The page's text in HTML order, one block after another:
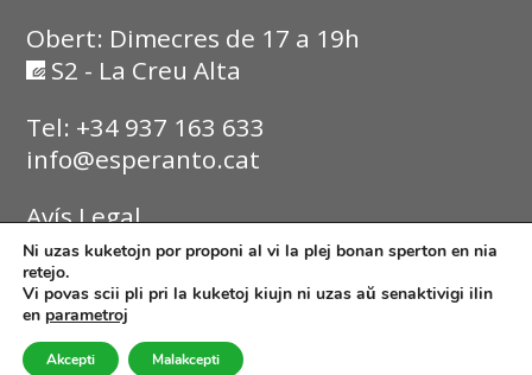
Obert: Dimecres de 17 a 19h
S2 - La Creu Alta
Tel: +34 937 163 633
info@esperanto.cat
Avís Legal
Política de Privadesa
Política de Cookies
Ni uzas kuketojn por proponi al vi la plej bonan sperton en nia
retejo.
Vi povas scii pli pri la kuketoj kiujn ni uzas aŭ senaktivigi ilin
en parametroj
Akcepti Malakcepti